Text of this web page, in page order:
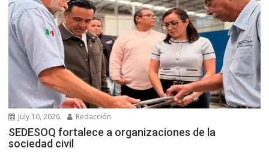
July 10, 2026 Redacción
SEDESOQ fortalece a organizaciones de la
sociedad civil